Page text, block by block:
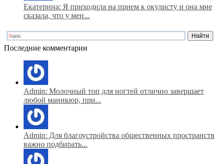
Екатерина: Я приходила на прием к окулисту и она мне
сказала, что у мен...
Последние комментарии
Admin: Молочный топ для ногтей отлично завершает
любой маникюр, при...
Admin: Для благоустройства общественных пространств
важно подбирать...